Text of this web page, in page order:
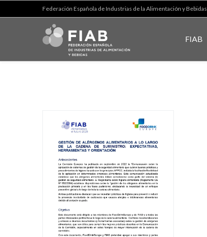
Federación Española de Industrias de la Alimentación y Bebidas
FIAB